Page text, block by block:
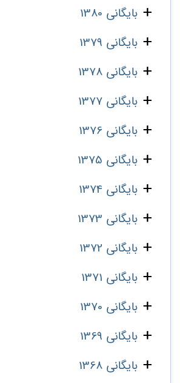
بایگانی 1380
بایگانی 1379
بایگانی 1378
بایگانی 1377
بایگانی 1376
بایگانی 1375
بایگانی 1374
بایگانی 1373
بایگانی 1372
بایگانی 1371
بایگانی 1370
بایگانی 1369
بایگانی 1368